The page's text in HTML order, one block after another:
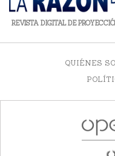
REVISTA DIGITAL DE
QUIÉNES